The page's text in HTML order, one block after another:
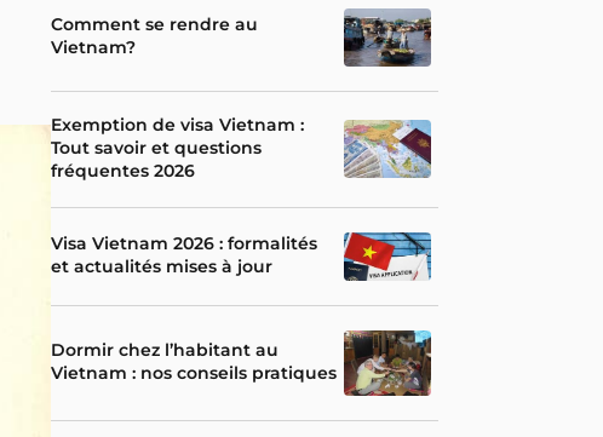
Comment se rendre au
Vietnam?
Exemption de visa Vietnam :
Tout savoir et questions
fréquentes 2026
Visa Vietnam 2026 : formalités
et actualités mises à jour
Dormir chez l’habitant au
Vietnam : nos conseils pratiques